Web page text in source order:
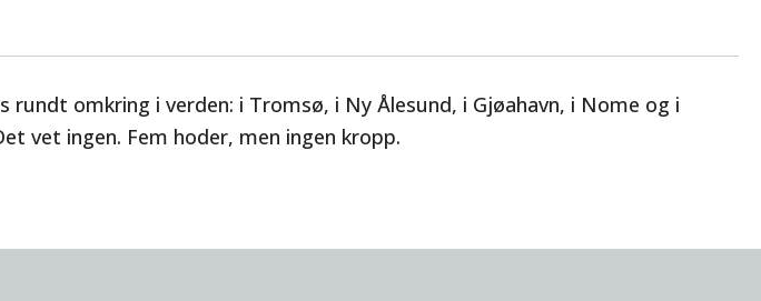
rundt omkring i verden: i Tromsø, i Ny Ålesund, i Gjøahavn, i Nome og i
vet ingen. Fem hoder, men ingen kropp.